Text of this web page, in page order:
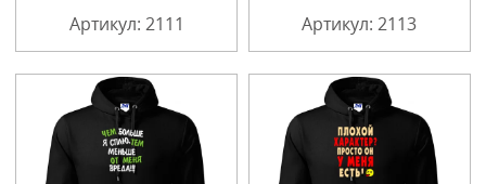
Артикул: 2111 Артикул: 2113